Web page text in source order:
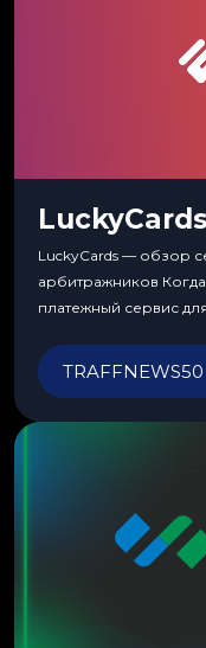
LuckyCards
LuckyCards — обзор
арбитражников
платежный сервис
перестаешь
пока тот не докажет
TRAFFNEWS50